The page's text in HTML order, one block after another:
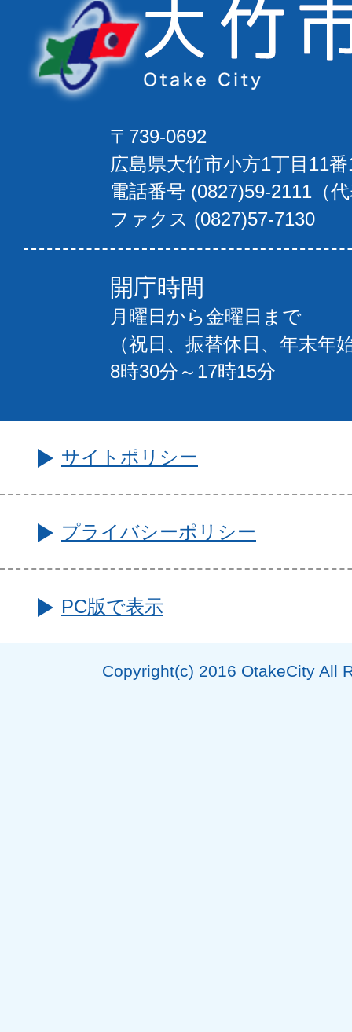
〒739-0692
広島県大竹市小方1丁目11
電話番号 (0827)59-2111（
ファクス (0827)57-7130
開庁時間
月曜日から金曜日まで
（祝日、振替休日、年末年
8時30分～17時15分
サイトポリシー
プライバシーポリシー
PC版で表示
Copyright(c) 2016 OtakeCity All